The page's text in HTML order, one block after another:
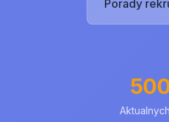
Porady